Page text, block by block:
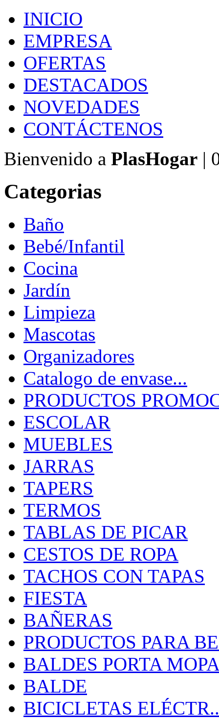
INICIO
EMPRESA
OFERTAS
DESTACADOS
NOVEDADES
CONTÁCTENOS
Bienvenido a PlasHogar |
Categorias
Baño
Bebé/Infantil
Cocina
Jardín
Limpieza
Mascotas
Organizadores
Catalogo de envase...
PRODUCTOS
ESCOLAR
MUEBLES
JARRAS
TAPERS
TERMOS
TABLAS DE PICAR
CESTOS DE ROPA
TACHOS CON TAPAS
FIESTA
BAÑERAS
PRODUCTOS PARA
BALDES PORTA
BALDE
BICICLETAS